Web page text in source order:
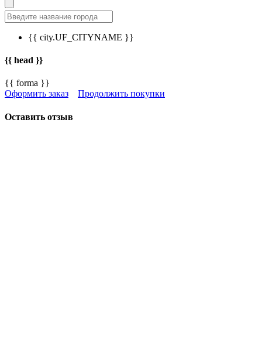
{{ city.UF_CITYNAME }}
{{ head }}
{{ forma }}
Оформить заказ
Продолжить покупки
Оставить отзыв